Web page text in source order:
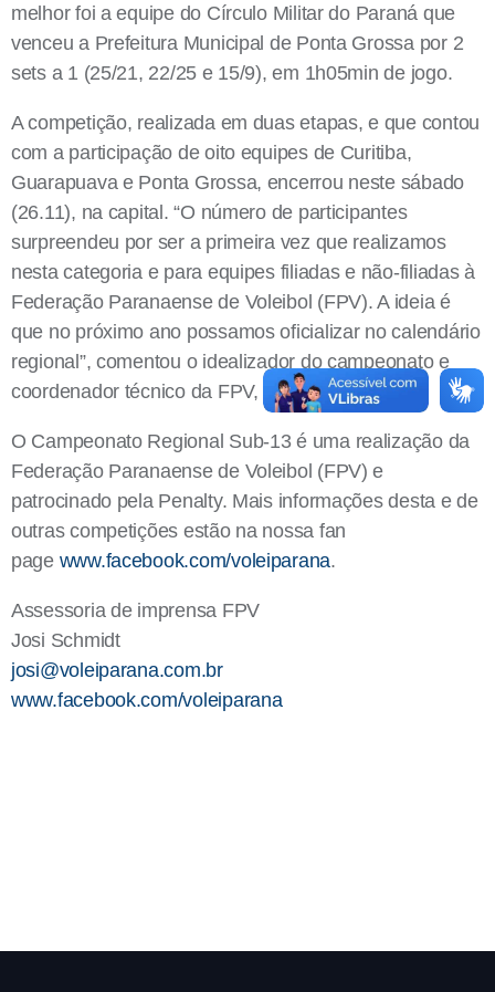
melhor foi a equipe do Círculo Militar do Paraná que
venceu a Prefeitura Municipal de Ponta Grossa por 2
sets a 1 (25/21, 22/25 e 15/9), em 1h05min de jogo.
A competição, realizada em duas etapas, e que contou
com a participação de oito equipes de Curitiba,
Guarapuava e Ponta Grossa, encerrou neste sábado
(26.11), na capital. “O número de participantes
surpreendeu por ser a primeira vez que realizamos
nesta categoria e para equipes filiadas e não-filiadas à
Federação Paranaense de Voleibol (FPV). A ideia é
que no próximo ano possamos oficializar no calendário
regional”, comentou o idealizador do campeonato e
coordenador técnico da FPV, Fábio de Almeida.
O Campeonato Regional Sub-13 é uma realização da
Federação Paranaense de Voleibol (FPV) e
patrocinado pela Penalty. Mais informações desta e de
outras competições estão na nossa fan
page www.facebook.com/voleiparana.
Assessoria de imprensa FPV
Josi Schmidt
josi@voleiparana.com.br
www.facebook.com/voleiparana